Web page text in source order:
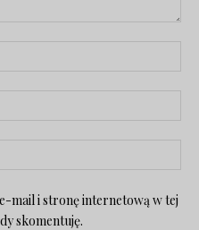
mail i stronę internetową w tej
skomentuję.